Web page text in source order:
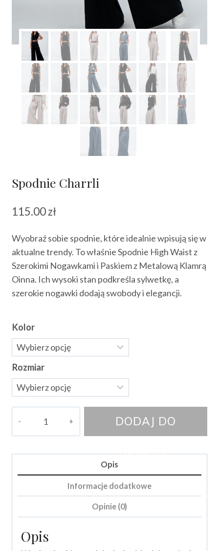
Spodnie Charrli
115.00zł
Wyobraź sobie spodnie, które idealnie wpisują się w
aktualne trendy. To właśnie Spodnie High Waist z
Szerokimi Nogawkami i Paskiem z Metalową Klamrą
Oinna. Ich wysoki stan podkreśla sylwetkę, a
szerokie nogawki dodają swobody i elegancji.
Kolor
Rozmiar
DODAJ DO
KOSZYKA
Opis
Informacje dodatkowe
Opinie (0)
Opis